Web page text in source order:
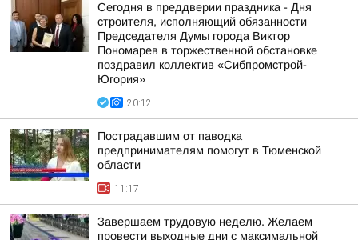
Сегодня в преддверии праздника - Дня
строителя, исполняющий обязанности
Председателя Думы города Виктор
Пономарев в торжественной обстановке
поздравил коллектив «Сибпромстрой-
Югория»
20:12
Пострадавшим от паводка
предпринимателям помогут в Тюменской
области
11:17
Завершаем трудовую неделю. Желаем
провести выходные дни с максимальной